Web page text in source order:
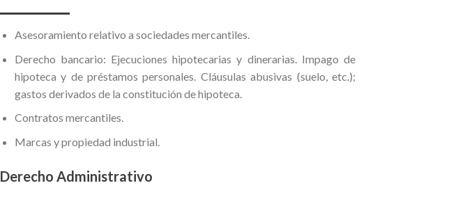
Asesoramiento relativo a sociedades mercantiles.
Derecho bancario: Ejecuciones hipotecarias y dinerarias. Impago de
hipoteca y de préstamos personales. Cláusulas abusivas (suelo, etc.);
gastos derivados de la constitución de hipoteca.
Contratos mercantiles.
Marcas y propiedad industrial.
Derecho Administrativo